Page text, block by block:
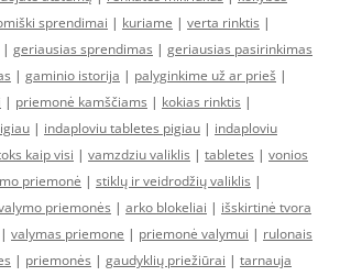
sprendimai | kuriame | verta rinktis |
| geriausias sprendimas | geriausias pasirinkimas
| gaminio istorija | palyginkime už ar prieš |
| priemonė kamščiams | kokias rinktis |
| indaploviu tabletes pigiau | indaploviu
kaip visi | vamzdziu valiklis | tabletes | vonios
priemonė | stiklų ir veidrodžių valiklis |
priemonės | arko blokeliai | išskirtinė tvora
| valymas priemone | priemonė valymui | rulonais
| priemonės | gaudyklių priežiūrai | tarnauja